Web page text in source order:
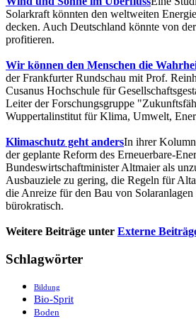
Solarkraft könnten den weltweiten
decken. Auch Deutschland könnte von
profitieren.
Wir können den Menschen die
der Frankfurter Rundschau mit Prof.
Cusanus Hochschule für
Leiter der Forschungsgruppe
Wuppertalinstitut für Klima, Umwelt,
Klimaschutz geht andersIn ihrer
der geplante Reform des Erneuerbare-
Bundeswirtschaftminister Altmaier als
Ausbauziele zu gering, die Regeln für
die Anreize für den Bau von
bürokratisch.
Weitere Beiträge unter Externe
Schlagwörter
Bildung
Bio-Sprit
Boden